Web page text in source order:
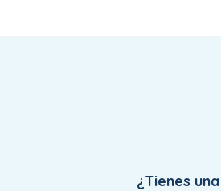
¿Tienes